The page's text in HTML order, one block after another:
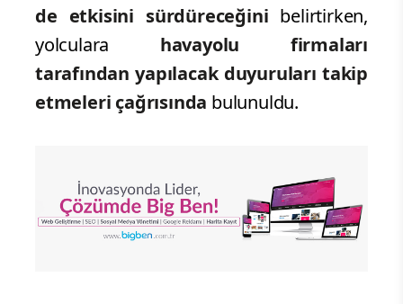
de etkisini sürdüreceğini belirtirken,
yolculara havayolu firmaları
tarafından yapılacak duyuruları takip
etmeleri çağrısında bulunuldu.